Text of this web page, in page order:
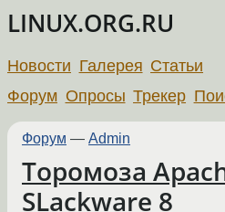
LINUX.ORG.RU
Новости Галерея Статьи
Форум Опросы Трекер
Форум — Admin
Торомоза
SLackware 8